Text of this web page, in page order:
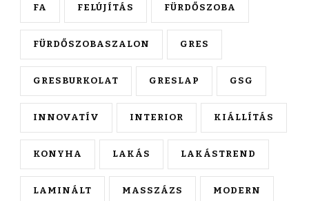
FA FELÚJÍTÁS FÜRDŐSZOBA
FÜRDŐSZOBASZALON GRES
GRESBURKOLAT GRESLAP GSG
INNOVATÍV INTERIOR KIÁLLÍTÁS
KONYHA LAKÁS LAKÁSTREND
LAMINÁLT MASSZÁZS MODERN